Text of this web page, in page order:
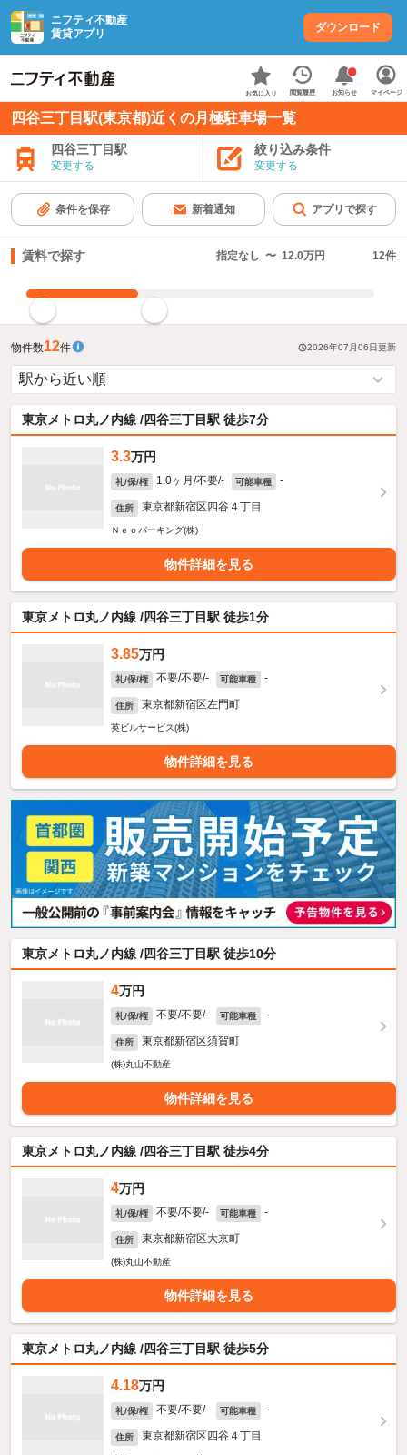
ニフティ不動産
賃貸アプリ
ダウンロード
お気に入り 閲覧履歴 お知らせ マイページ
四谷三丁目駅(東京都)近くの月極駐車場一覧
四谷三丁目駅
変更する
絞り込み条件
変更する
条件を保存 新着通知 アプリで探す
賃料で探す 指定なし 〜 12.0万円 12件
物件数12件 2026年07月06日更新
東京メトロ丸ノ内線 /四谷三丁目駅 徒歩7分
3.3万円
礼/保/権 1.0ヶ月/不要/- 可能車種 -
住所 東京都新宿区四谷４丁目
Ｎｅｏパーキング(株)
物件詳細を見る
東京メトロ丸ノ内線 /四谷三丁目駅 徒歩1分
3.85万円
礼/保/権 不要/不要/- 可能車種 -
住所 東京都新宿区左門町
英ビルサービス(株)
物件詳細を見る
東京メトロ丸ノ内線 /四谷三丁目駅 徒歩10分
4万円
礼/保/権 不要/不要/- 可能車種 -
住所 東京都新宿区須賀町
(株)丸山不動産
物件詳細を見る
東京メトロ丸ノ内線 /四谷三丁目駅 徒歩4分
4万円
礼/保/権 不要/不要/- 可能車種 -
住所 東京都新宿区大京町
(株)丸山不動産
物件詳細を見る
東京メトロ丸ノ内線 /四谷三丁目駅 徒歩5分
4.18万円
礼/保/権 不要/不要/- 可能車種 -
住所 東京都新宿区四谷４丁目